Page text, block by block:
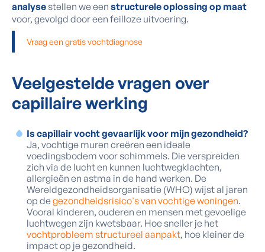
analysestellen we een structurele oplossing op maat
voor, gevolgd door een feilloze uitvoering.
Vraag een gratis vochtdiagnose
Veelgestelde vragen over
capillaire werking
Is capillair vocht gevaarlijk voor mijn gezondheid?
Ja, vochtige muren creëren een ideale
voedingsbodem voor schimmels. Die verspreiden
zich via de lucht en kunnen luchtwegklachten,
allergieën en astma in de hand werken. De
Wereldgezondheidsorganisatie (WHO) wijst al jaren
op degezondheidsrisico's van vochtige woningen.
Vooral kinderen, ouderen en mensen met gevoelige
luchtwegen zijn kwetsbaar. Hoe sneller je het
vochtprobleem structureel aanpakt, hoe kleiner de
impact op je gezondheid.